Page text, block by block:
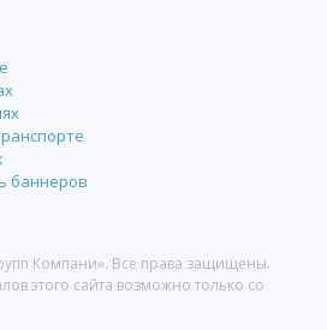
баннеров
Компани». Все права защищены.
этого сайта возможно только со